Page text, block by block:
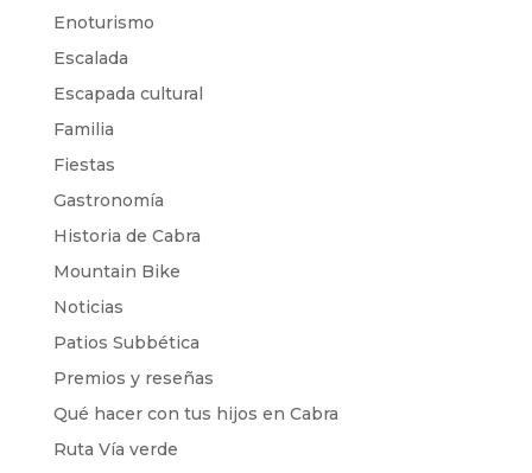
Enoturismo
Escalada
Escapada cultural
Familia
Fiestas
Gastronomía
Historia de Cabra
Mountain Bike
Noticias
Patios Subbética
Premios y reseñas
Qué hacer con tus hijos en Cabra
Ruta Vía verde